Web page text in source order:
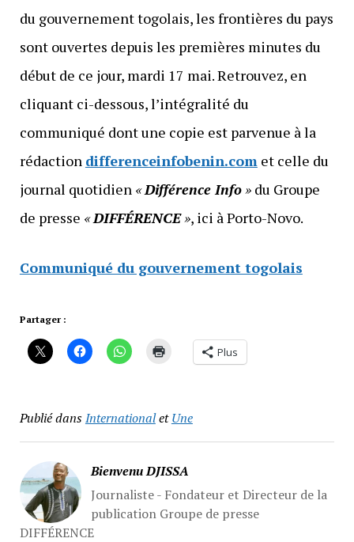
du gouvernement togolais, les frontières du pays
sont ouvertes depuis les premières minutes du
début de ce jour, mardi 17 mai. Retrouvez, en
cliquant ci-dessous, l’intégralité du
communiqué dont une copie est parvenue à la
rédaction differenceinfobenin.comet celle du
journal quotidien «Différence Info»du Groupe
de presse «DIFFÉRENCE», ici à Porto-Novo.
Communiqué du gouvernement togolais
Partager :
Plus
Publié dansInternationaletUne
Bienvenu DJISSA
Journaliste - Fondateur et Directeur de la
publication Groupe de presse
DIFFÉRENCE